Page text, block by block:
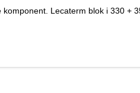
Lecaterm blok i 330 +